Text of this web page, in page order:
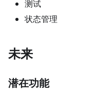
测试
状态管理
未来
潜在功能